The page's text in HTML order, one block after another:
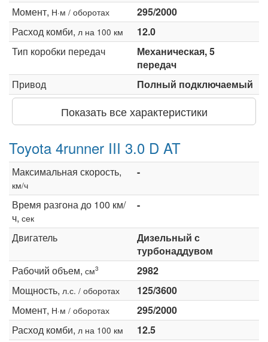
Момент, Н·м / оборотах
295/2000
Расход комби, л на 100 км
12.0
Тип коробки передач
Механическая, 5
передач
Привод
Полный подключаемый
Показать все характеристики
Toyota 4runner III 3.0 D AT
Максимальная скорость,
км/ч
-
Время разгона до 100 км/
ч, сек
-
Двигатель
Дизельный с
турбонаддувом
Рабочий объем, см3
2982
Мощность, л.с. / оборотах
125/3600
Момент, Н·м / оборотах
295/2000
Расход комби, л на 100 км 12.5